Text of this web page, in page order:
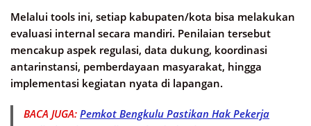
Melalui tools ini, setiap kabupaten/kota bisa melakukan
evaluasi internal secara mandiri. Penilaian tersebut
mencakup aspek regulasi, data dukung, koordinasi
antarinstansi, pemberdayaan masyarakat, hingga
implementasi kegiatan nyata di lapangan.
BACA JUGA: Pemkot Bengkulu Pastikan Hak Pekerja